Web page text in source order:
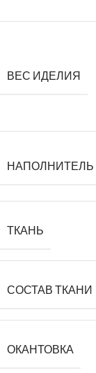
ВЕС ИДЕЛИЯ
НАПОЛНИТЕЛЬ
ТКАНЬ
СОСТАВ ТКАНИ
ОКАНТОВКА